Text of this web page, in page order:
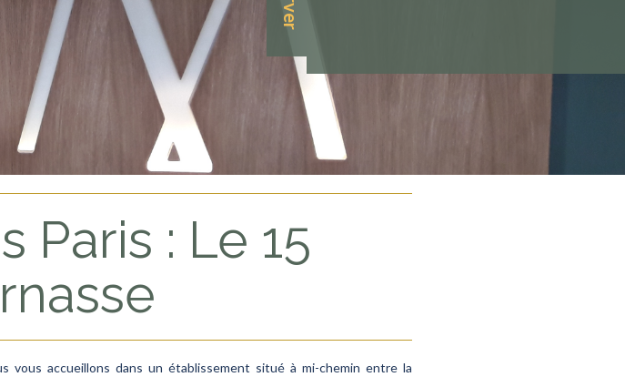
Paris : Le 15
vous accueillons dans un établissement situé à mi-chemin entre la